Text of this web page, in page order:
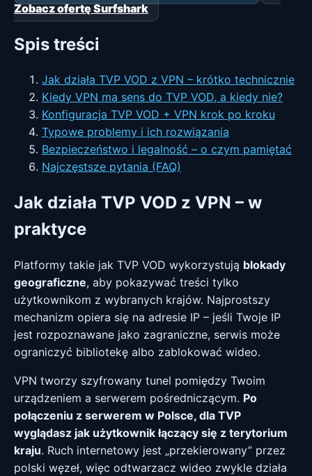
Zobacz ofertę Surfshark
Spis treści
Jak działa TVP VOD z VPN – krótko technicznie
Kiedy VPN ma sens do TVP VOD, a kiedy nie?
Konfiguracja TVP VOD + VPN krok po kroku
Typowe problemy i ich rozwiązania
Bezpieczeństwo i legalność – o czym pamiętać
Najczęstsze pytania (FAQ)
Jak działa TVP VOD z VPN – w
praktyce
Platformy takie jak TVP VOD wykorzystują blokady
geograficzne, aby pokazywać treści tylko
użytkownikom z wybranych krajów. Najprostszy
mechanizm opiera się na adresie IP – jeśli Twoje IP
jest rozpoznawane jako zagraniczne, serwis może
ograniczyć bibliotekę albo zablokować wideo.
VPN tworzy szyfrowany tunel pomiędzy Twoim
urządzeniem a serwerem pośredniczącym. Po
połączeniu z serwerem w Polsce, dla TVP
wyglądasz jak użytkownik łączący się z terytorium
kraju. Ruch internetowy jest „przekierowany” przez
polski węzeł, więc odtwarzacz wideo zwykle działa